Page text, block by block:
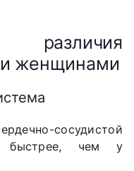
различия
женщинами
сосудистой
быстрее, чем у